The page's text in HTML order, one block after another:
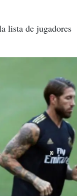
lista de jugadores
X